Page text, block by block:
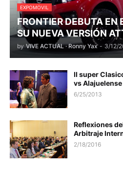
EXPOMOVIL
FRONTIER DEBUTA EN
SU NUEVA VERSIÓN
by VIVE ACTUAL · Ronny Yax - 3/12/
II super
vs Alajuelense
6/25/2013
Reflexiones
Arbitraje
2/18/2016